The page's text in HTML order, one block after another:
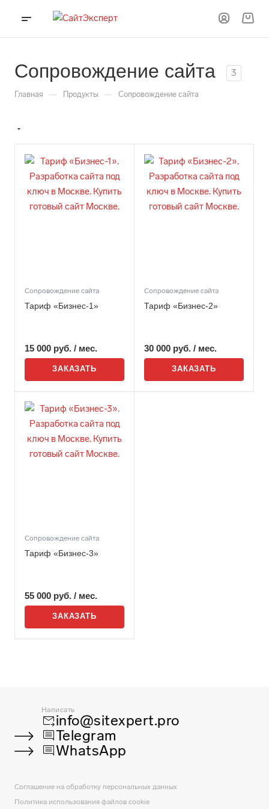
Сопровождение сайта 3
Главная — Продукты — Сопровождение сайта
Сопровождение сайта
Тариф «Бизнес-1»
15 000 руб. / мес.
ЗАКАЗАТЬ
Сопровождение сайта
Тариф «Бизнес-2»
30 000 руб. / мес.
ЗАКАЗАТЬ
Сопровождение сайта
Тариф «Бизнес-3»
55 000 руб. / мес.
ЗАКАЗАТЬ
Соглашение на обработку персональных данных
Политика использования файлов cookie
Написать
forward_to_inboxinfo@sitexpert.pro
commentTelegram
commentWhatsApp